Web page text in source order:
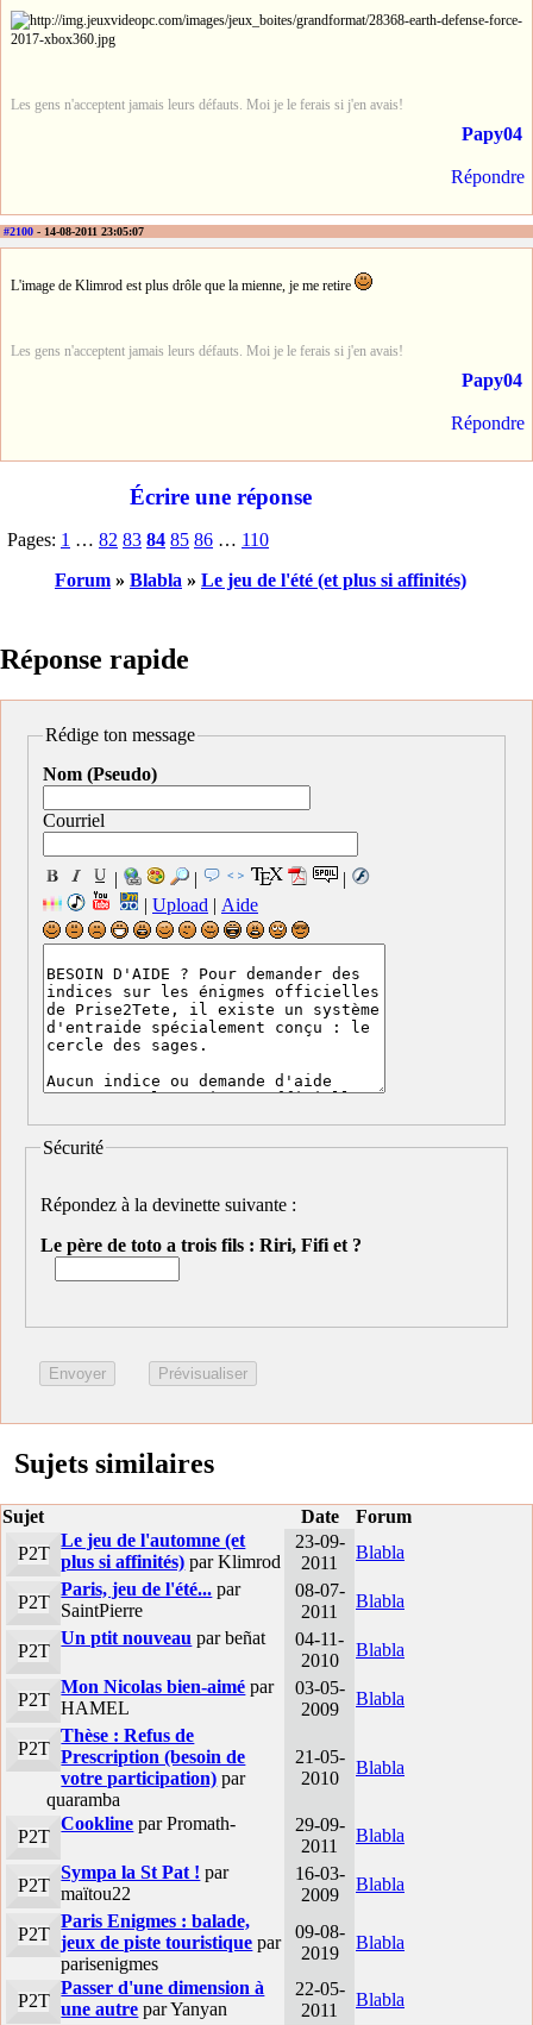
Les gens n'acceptent jamais leurs défauts. Moi je le ferais si j'en avais!
Papy04
Répondre
#2100 - 14-08-2011 23:05:07
L'image de Klimrod est plus drôle que la mienne, je me retire
Les gens n'acceptent jamais leurs défauts. Moi je le ferais si j'en avais!
Papy04
Répondre
Écrire une réponse
Pages: 1 … 82 83 84 85 86 … 110
Forum » Blabla » Le jeu de l'été (et plus si affinités)
Réponse rapide
Rédige ton message
Nom (Pseudo)
Courriel
| |
|
| Upload | Aide
Sécurité
Répondez à la devinette suivante :
Le père de toto a trois fils : Riri, Fifi et ?
Sujets similaires
Sujet Date
Forum
P2T
Le jeu de l'automne (et
plus si affinités) par Klimrod
23-09-
2011
Blabla
P2T
Paris, jeu de l'été... par
SaintPierre
08-07-
2011
Blabla
P2T
Un ptit nouveau par beñat
04-11-
2010
Blabla
P2T
Mon Nicolas bien-aimé par
HAMEL
03-05-
2009
Blabla
P2T
Thèse : Refus de
Prescription (besoin de
votre participation) par
quaramba
21-05-
2010
Blabla
P2T
Cookline par Promath-
29-09-
2011
Blabla
P2T
Sympa la St Pat ! par
maïtou22
16-03-
2009
Blabla
P2T
Paris Enigmes : balade,
jeux de piste touristique par
parisenigmes
09-08-
2019
Blabla
P2T
Passer d'une dimension à
une autre par Yanyan
22-05-
2011
Blabla